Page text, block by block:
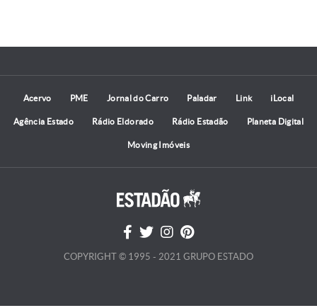
Acervo PME Jornal do Carro Paladar Link iLocal
Agência Estado Rádio Eldorado Rádio Estadão Planeta Digital
Moving Imóveis
COPYRIGHT © 1995 - 2021 GRUPO ESTADO